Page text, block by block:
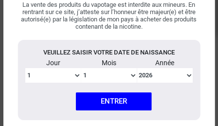
La vente des produits du vapotage est interdite aux mineurs. En
rentrant sur ce site, j’atteste sur l’honneur être majeur(e) et être
autorisé(e) par la législation de mon pays à acheter des produits
contenant de la nicotine.
VEUILLEZ SAISIR VOTRE DATE DE NAISSANCE
Jour Mois Année
ENTRER